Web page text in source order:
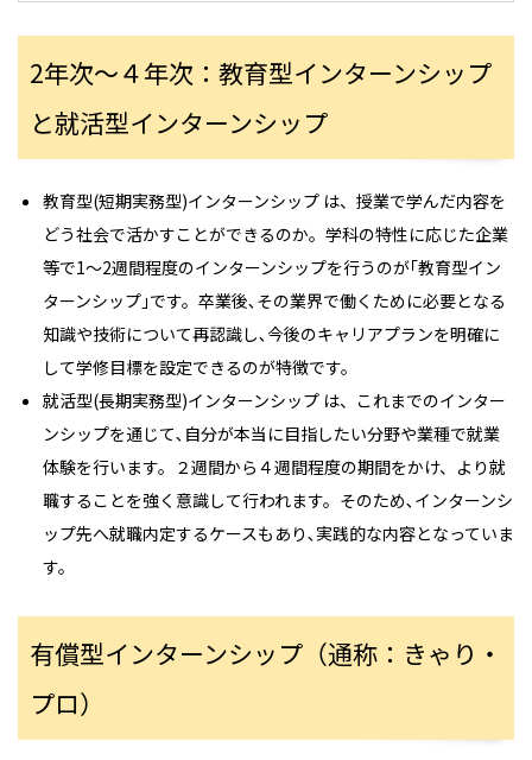
2年次～４年次：教育型インターンシップ
と就活型インターンシップ
教育型(短期実務型)インターンシップ は、授業で学んだ内容を
どう社会で活かすことができるのか。学科の特性に応じた企業
等で1～2週間程度のインターンシップを行うのが｢教育型イン
ターンシップ｣です。卒業後､その業界で働くために必要となる
知識や技術について再認識し､今後のキャリアプランを明確に
して学修目標を設定できるのが特徴です。
就活型(長期実務型)インターンシップ は、これまでのインター
ンシップを通じて､自分が本当に目指したい分野や業種で就業
体験を行います。２週間から４週間程度の期間をかけ、より就
職することを強く意識して行われます。そのため､インターンシ
ップ先へ就職内定するケースもあり､実践的な内容となっていま
す。
有償型インターンシップ（通称：きゃり・
プロ）